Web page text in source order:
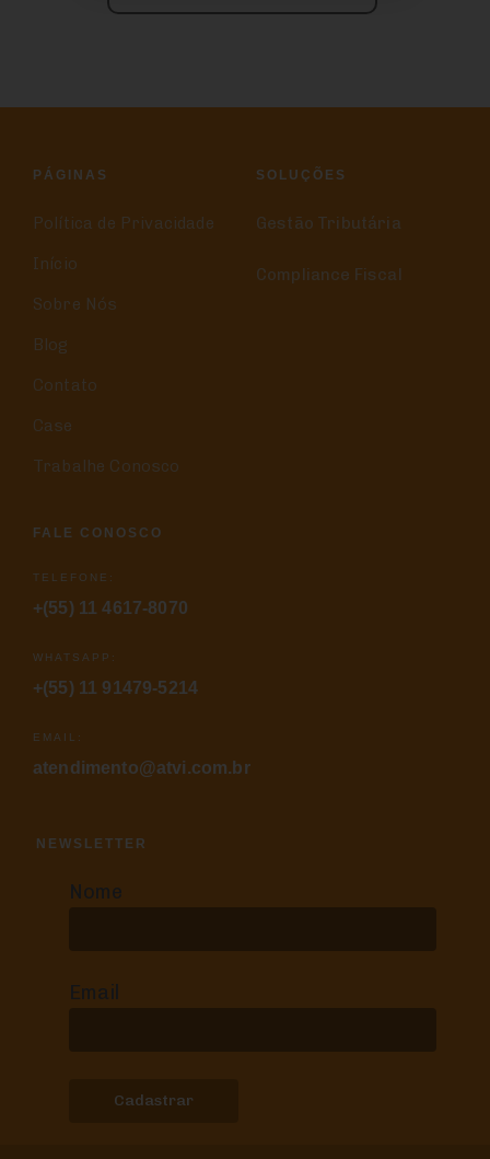
PÁGINAS
Política de Privacidade
Início
Sobre Nós
Blog
Contato
Case
Trabalhe Conosco
SOLUÇÕES
Gestão Tributária
Compliance Fiscal
FALE CONOSCO
TELEFONE:
+(55) 11 4617-8070
WHATSAPP:
+(55) 11 91479-5214
EMAIL:
atendimento@atvi.com.br
NEWSLETTER
Nome
Email